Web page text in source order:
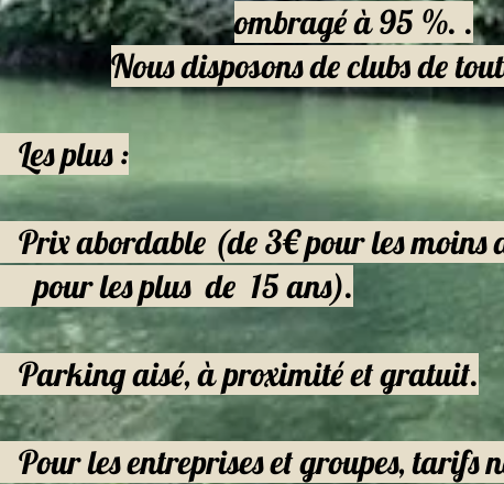
ombragé à 95 %. .
Nous disposons de clubs de
Les plus :
Prix abordable (de 3€ pour les moins
pour les plus de 15 ans).
Parking aisé, à proximité et gratuit.
Pour les entreprises et groupes, tarifs